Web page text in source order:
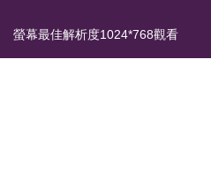
螢幕最佳解析度1024*768觀看